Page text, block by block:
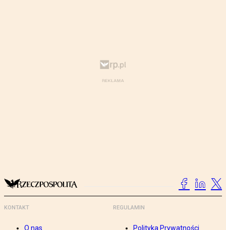
KONTAKT
O nas
REGULAMIN
Polityka Prywatności